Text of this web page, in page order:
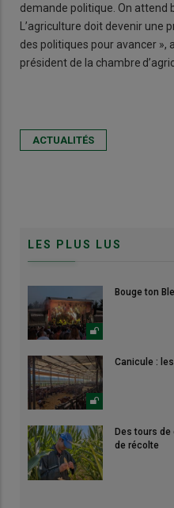
demande politique. On attend
L’agriculture doit devenir une
des politiques pour avancer »,
président de la chambre
ACTUALITÉS
LES PLUS LUS
Bouge ton
Canicule :
Des tours
de récolte